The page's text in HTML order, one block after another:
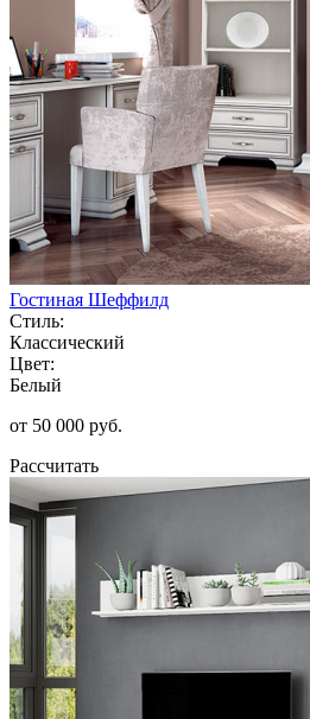
Гостиная Шеффилд
Стиль:
Классический
Цвет:
Белый
от 50 000 руб.
Рассчитать